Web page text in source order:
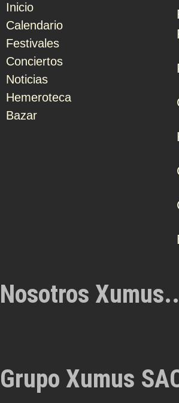
Inicio
Calendario
Festivales
Conciertos
Noticias
Hemeroteca
Bazar
Nosotros
Grupo Xumus